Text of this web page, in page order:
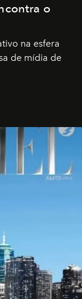
o
na esfera
de mídia de